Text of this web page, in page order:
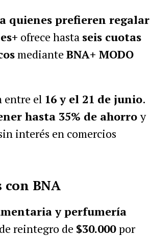
quienes prefieren regalar
ofrece hasta seis cuotas
mediante BNA+ MODO
entre el 16 y el 21 de junio.
hasta 35% de ahorroy
interés en comercios
con BNA
y perfumería
reintegro de $30.000por